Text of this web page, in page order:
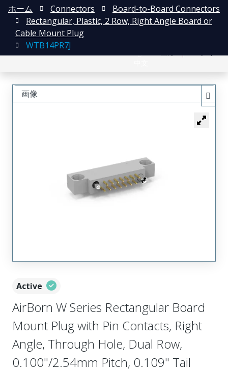
ホーム Connectors
Board-to-Board Connectors
Rectangular, Plastic, 2 Row, Right Angle Board or
Cable Mount Plug
WTB14PR7J
Active
AirBorn W Series Rectangular Board
Mount Plug with Pin Contacts, Right
Angle, Through Hole, Dual Row,
0.100"/2.54mm Pitch, 0.109" Tail
画像